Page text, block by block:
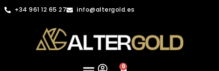
+34 961 12 65 27 info@altergold.es
0